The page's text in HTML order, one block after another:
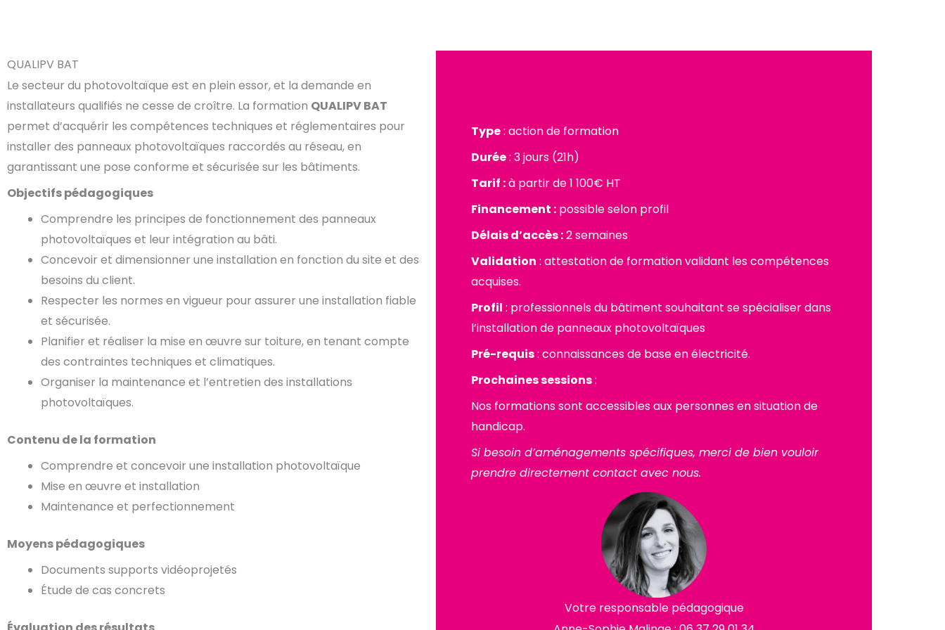
QUALIPV BAT
Le secteur du photovoltaïque est en plein essor, et la demande en
installateurs qualifiés ne cesse de croître. La formation QUALIPV BAT
permet d’acquérir les compétences techniques et réglementaires pour
installer des panneaux photovoltaïques raccordés au réseau, en
garantissant une pose conforme et sécurisée sur les bâtiments.
Objectifs pédagogiques
Comprendre les principes de fonctionnement des panneaux
photovoltaïques et leur intégration au bâti.
Concevoir et dimensionner une installation en fonction du site et des
besoins du client.
Respecter les normes en vigueur pour assurer une installation fiable
et sécurisée.
Planifier et réaliser la mise en œuvre sur toiture, en tenant compte
des contraintes techniques et climatiques.
Organiser la maintenance et l’entretien des installations
photovoltaïques.
Contenu de la formation
Comprendre et concevoir une installation photovoltaïque
Mise en œuvre et installation
Maintenance et perfectionnement
Moyens pédagogiques
Documents supports vidéoprojetés
Étude de cas concrets
Type: action de formation
Durée: 3 jours (21h)
Tarif :à partir de 1 100€ HT
Financement : possible selon profil
Délais d’accès :2 semaines
Validation : attestation de formation validant les compétences
acquises.
Profil : professionnels du bâtiment souhaitant se spécialiser dans
l’installation de panneaux photovoltaïques
Pré-requis: connaissances de base en électricité.
Prochaines sessions:
Nos formations sont accessibles aux personnes en situation de
handicap.
Si besoin d’aménagements spécifiques, merci de bien vouloir
prendre directement contact avec nous.
Votre responsable pédagogique